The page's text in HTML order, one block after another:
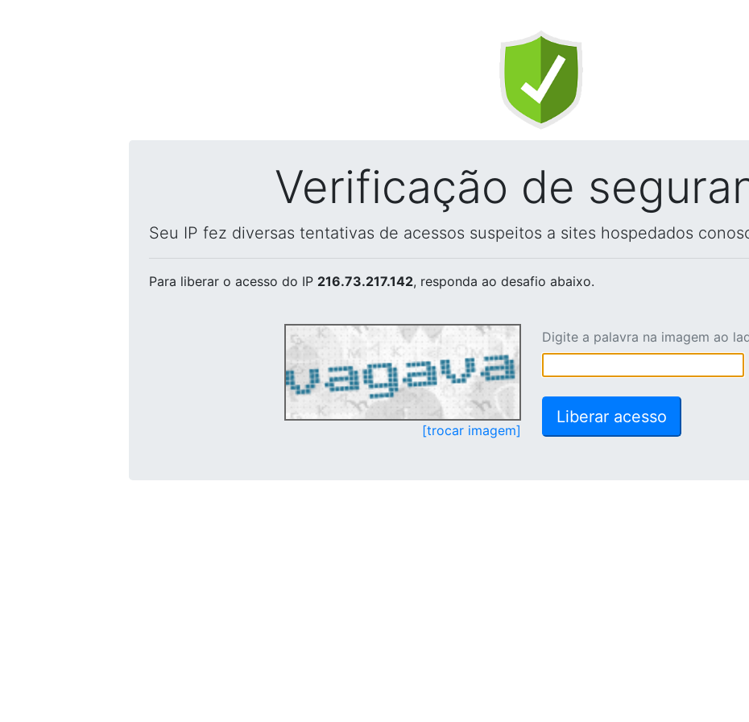
Verificação de
Seu IP fez diversas tentativas de acessos suspeitos a sites hospedados
Para liberar o acesso do IP 216.73.217.142, responda ao desafio abaixo.
[trocar imagem]
Digite a palavra na imagem ao